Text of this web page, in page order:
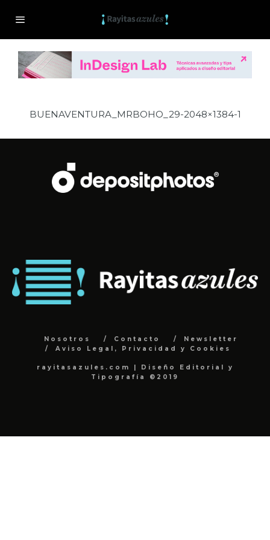
BUENAVENTURA_MRBOHO_29-2048×1384-1
Nosotros Contacto
Newsletter
Aviso Legal, Privacidad y Cookies
rayitasazules.com | Diseño Editorial y
Tipografía ©2019